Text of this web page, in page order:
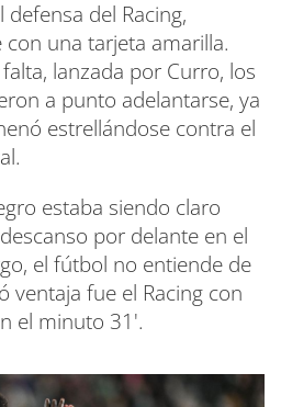
del Racing,
una tarjeta amarilla.
lanzada por Curro, los
a punto adelantarse, ya
estrellándose contra el
estaba siendo claro
por delante en el
el fútbol no entiende de
ventaja fue el Racing con
el minuto 31'.